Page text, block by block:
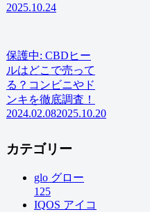
2025.10.24
保護中: CBDヒー
ルはどこで売って
る？コンビニやド
ンキを徹底調査！
2024.02.082025.10.20
カテゴリー
glo グロー
125
IQOS アイコ